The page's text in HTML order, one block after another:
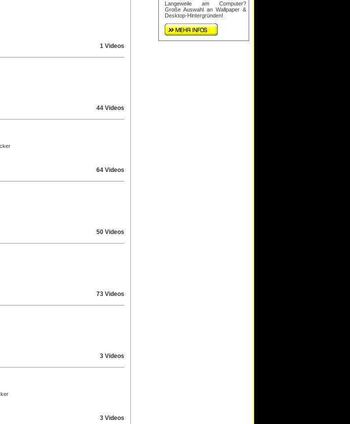
1 Videos
44 Videos
64 Videos
50 Videos
73 Videos
3 Videos
3 Videos
Langeweile am Computer?
Große Auswahl an Wallpaper &
Desktop-Hintergründen!